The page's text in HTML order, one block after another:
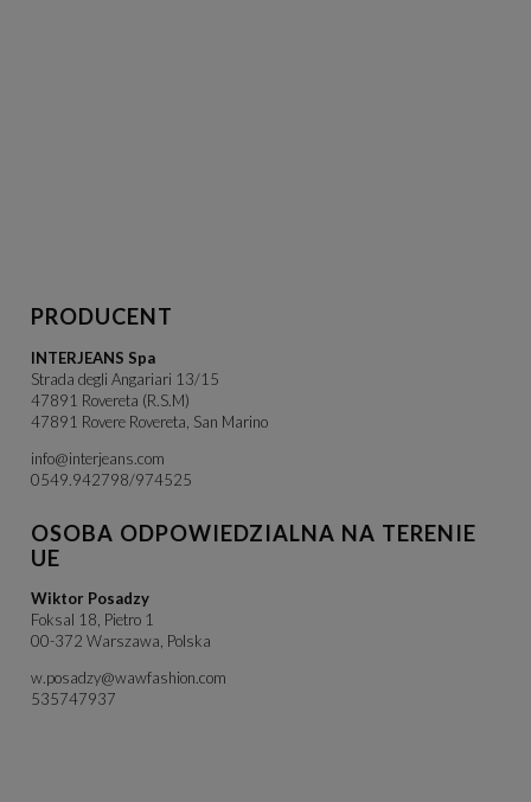
PRODUCENT
INTERJEANS Spa
Strada degli Angariari 13/15
47891 Rovereta (R.S.M)
47891 Rovere Rovereta, San Marino
info@interjeans.com
0549.942798/974525
OSOBA ODPOWIEDZIALNA NA TERENIE
UE
Wiktor Posadzy
Foksal 18, Pietro 1
00-372 Warszawa, Polska
w.posadzy@wawfashion.com
535747937